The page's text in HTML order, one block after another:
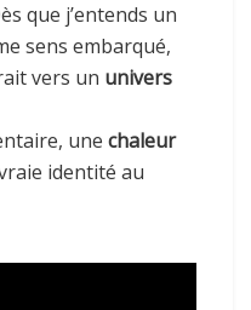
que j’entends un
sens embarqué,
vers un univers
une chaleur
identité au